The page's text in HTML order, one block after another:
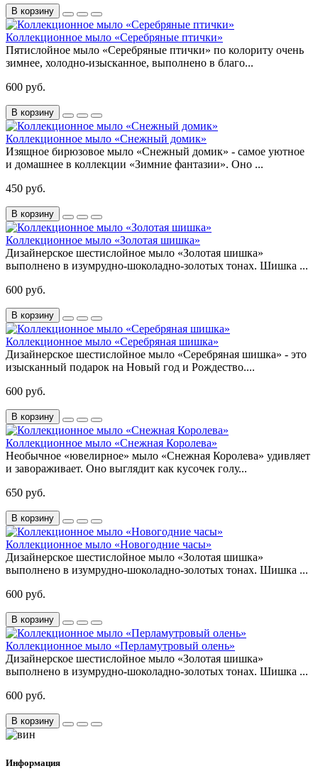
В корзину
Коллекционное мыло «Серебряные птички»
Пятислойное мыло «Серебряные птички» по колориту очень
зимнее, холодно-изысканное, выполнено в благо...
600 руб.
В корзину
Коллекционное мыло «Снежный домик»
Изящное бирюзовое мыло «Снежный домик» - самое уютное
и домашнее в коллекции «Зимние фантазии». Оно ...
450 руб.
В корзину
Коллекционное мыло «Золотая шишка»
Дизайнерское шестислойное мыло «Золотая шишка»
выполнено в изумрудно-шоколадно-золотых тонах. Шишка ...
600 руб.
В корзину
Коллекционное мыло «Серебряная шишка»
Дизайнерское шестислойное мыло «Серебряная шишка» - это
изысканный подарок на Новый год и Рождество....
600 руб.
В корзину
Коллекционное мыло «Снежная Королева»
Необычное «ювелирное» мыло «Снежная Королева» удивляет
и завораживает. Оно выглядит как кусочек голу...
650 руб.
В корзину
Коллекционное мыло «Новогодние часы»
Дизайнерское шестислойное мыло «Золотая шишка»
выполнено в изумрудно-шоколадно-золотых тонах. Шишка ...
600 руб.
В корзину
Коллекционное мыло «Перламутровый олень»
Дизайнерское шестислойное мыло «Золотая шишка»
выполнено в изумрудно-шоколадно-золотых тонах. Шишка ...
600 руб.
В корзину
Информация